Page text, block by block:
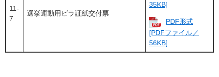
11-
7
選挙運動用ビラ証紙交付票
35KB]
PDF形式
[PDFファイル／
56KB]